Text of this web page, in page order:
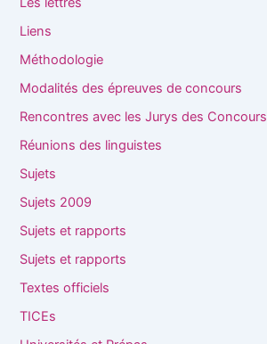
Liens
Méthodologie
Modalités des épreuves de concours
Rencontres avec les Jurys des Concours
Réunions des linguistes
Sujets
Sujets 2009
Sujets et rapports
Sujets et rapports
Textes officiels
TICEs